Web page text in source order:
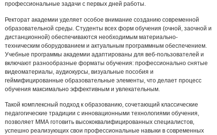
профессиональные задачи с первых дней работы.
Ректорат академии уделяет особое внимание созданию современной
образовательной среды. Студенты всех форм обучения (очной, заочной и
дистанционной) обеспечиваются необходимым материально-
техническим оборудованием и актуальным программным обеспечением.
Учебные программы академии адаптированы для веб-пользователей и
включают разнообразные форматы обучения: профессионально снятые
видеоматериалы, аудиокурсы, визуальные пособия и
геймифицированные образовательные элементы, что делает процесс
обучения максимально эффективным и увлекательным.
Такой комплексный подход к образованию, сочетающий классические
педагогические традиции с инновационными технологиями обучения,
позволяет ММА готовить высококвалифицированных специалистов,
успешно реализующих свои профессиональные навыки в современных